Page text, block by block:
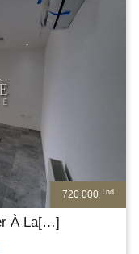
720 000 Tnd
À La[…]